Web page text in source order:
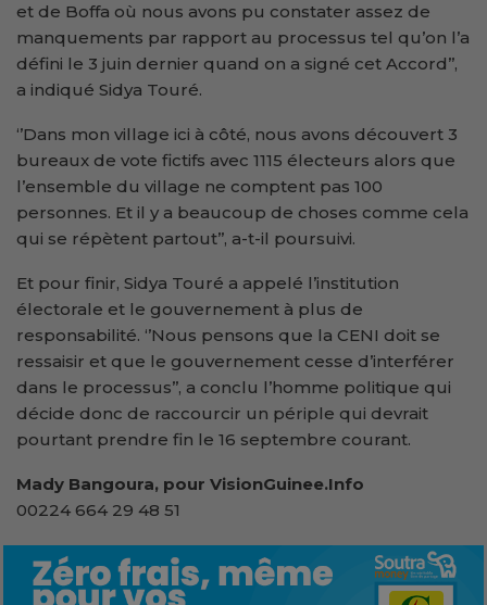
et de Boffa où nous avons pu constater assez de
manquements par rapport au processus tel qu’on l’a
défini le 3 juin dernier quand on a signé cet Accord’’,
a indiqué Sidya Touré.
‘’Dans mon village ici à côté, nous avons découvert 3
bureaux de vote fictifs avec 1115 électeurs alors que
l’ensemble du village ne comptent pas 100
personnes. Et il y a beaucoup de choses comme cela
qui se répètent partout’’, a-t-il poursuivi.
Et pour finir, Sidya Touré a appelé l’institution
électorale et le gouvernement à plus de
responsabilité. ‘’Nous pensons que la CENI doit se
ressaisir et que le gouvernement cesse d’interférer
dans le processus’’, a conclu l’homme politique qui
décide donc de raccourcir un périple qui devrait
pourtant prendre fin le 16 septembre courant.
Mady Bangoura, pour VisionGuinee.Info
00224 664 29 48 51